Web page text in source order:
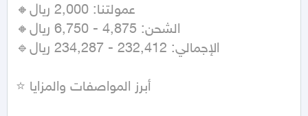
🔸عمولتنا: 2,000 ريال
🔸الشحن: 4,875 - 6,750 ريال
🔹الإجمالي: 232,412 - 234,287 ريال
⭐ أبرز المواصفات والمزايا